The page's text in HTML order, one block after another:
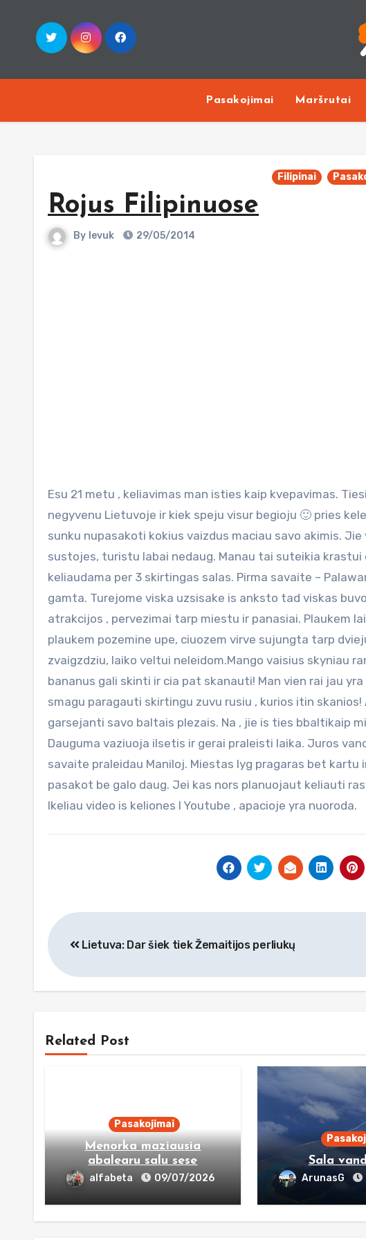
content
Pasakojimai Maršrutai
Filipinai
Rojus Filipinuose
By Ievuk 29/05/2014
Esu 21 metu , keliavimas man isties kaip kvepavimas. Tiesiog be to gyventi negaleciau. Jau 3 metai kaip
negyvenu Lietuvoje ir kiek speju visur begioju 🙂 pries
sunku nupasakoti kokius vaizdus maciau savo akimis.
sustojes, turistu labai nedaug. Manau tai suteikia krastui
keliaudama per 3 skirtingas salas. Pirma savaite –
gamta. Turejome viska uzsisake is anksto tad viskas
atrakcijos , pervezimai tarp miestu ir panasiai. Plaukem
plaukem pozemine upe, ciuozem virve sujungta tarp
zvaigzdziu, laiko veltui neleidom.Mango vaisius skyniau
bananus gali skinti ir cia pat skanauti! Man vien rai jau
smagu paragauti skirtingu zuvu rusiu , kurios itin
garsejanti savo baltais plezais. Na , jie is ties bbaltikaip
Dauguma vaziuoja ilsetis ir gerai praleisti laika. Juros
savaite praleidau Maniloj. Miestas lyg pragaras bet kartu
pasakot be galo daug. Jei kas nors planuojaut keliauti
Ikeliau video is keliones I Youtube , apacioje yra nuoroda.
Navigacija
tarp
įrašų
Lietuva: Dar šiek tiek Žemaitijos perliukų
Related Post
Pasakojimai
Menorka maziausia
abalearu salu sese
alfabeta 09/07/2026
Sala
ArunasG